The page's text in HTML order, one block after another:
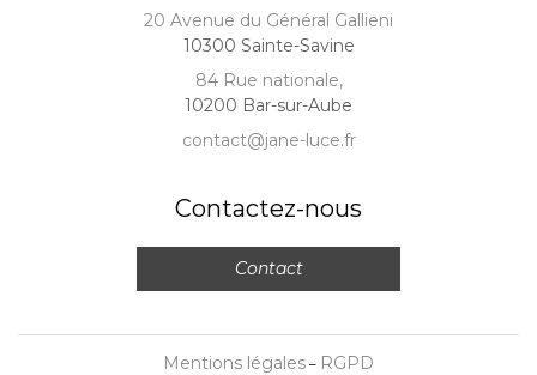
20 Avenue du Général Gallieni
10300 Sainte-Savine
84 Rue nationale,
10200 Bar-sur-Aube
contact@jane-luce.fr
Contactez-nous
Contact
Mentions légales – RGPD